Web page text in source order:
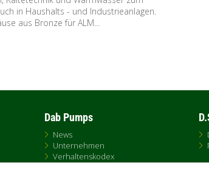
in Haushalts - und Industrieanlagen.
aus Bronze für ALM...
Dab Pumps
News
Unternehmen
Verhaltenskodex